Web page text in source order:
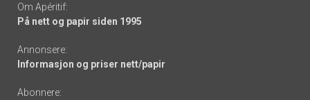
Om Apéritif:
På nett og papir siden 1995
Annonsere:
Informasjon og priser nett/papir
Abonnere: